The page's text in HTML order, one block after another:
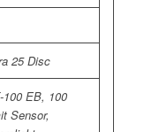
25 Disc
100 EB, 100
Sensor,